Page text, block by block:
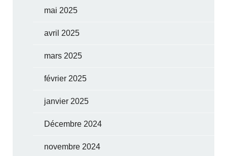
mai 2025
avril 2025
mars 2025
février 2025
janvier 2025
Décembre 2024
novembre 2024